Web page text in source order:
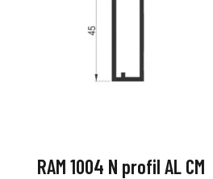
RAM 1004 N profil AL CM